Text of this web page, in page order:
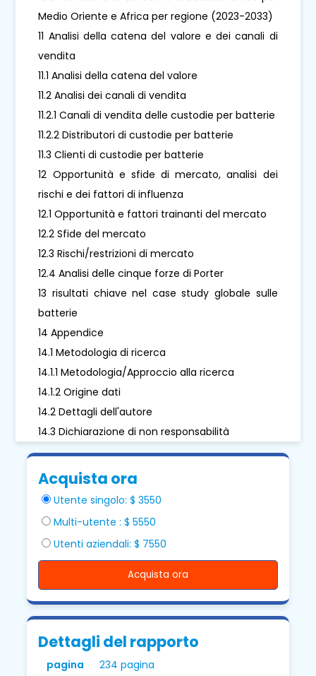
Medio Oriente e Africa per regione (2023-2033)
11 Analisi della catena del valore e dei canali di
vendita
11.1 Analisi della catena del valore
11.2 Analisi dei canali di vendita
11.2.1 Canali di vendita delle custodie per batterie
11.2.2 Distributori di custodie per batterie
11.3 Clienti di custodie per batterie
12 Opportunità e sfide di mercato, analisi dei
rischi e dei fattori di influenza
12.1 Opportunità e fattori trainanti del mercato
12.2 Sfide del mercato
12.3 Rischi/restrizioni di mercato
12.4 Analisi delle cinque forze di Porter
13 risultati chiave nel case study globale sulle
batterie
14 Appendice
14.1 Metodologia di ricerca
14.1.1 Metodologia/Approccio alla ricerca
14.1.2 Origine dati
14.2 Dettagli dell'autore
14.3 Dichiarazione di non responsabilità
Acquista ora
Utente singolo: $ 3550
Multi-utente : $ 5550
Utenti aziendali: $ 7550
Acquista ora
Dettagli del rapporto
pagina 234 pagina